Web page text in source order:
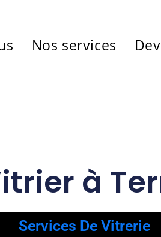
Nos services
à
Services De Vitrerie